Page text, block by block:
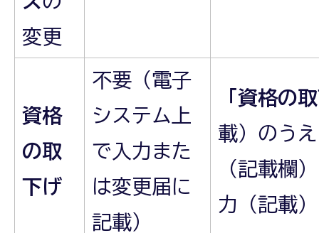
変更
資格
の取
下げ
不要（電子
システム上
で入力また
は変更届に
記載）
「資格の
載）のう
（記載欄
力（記載